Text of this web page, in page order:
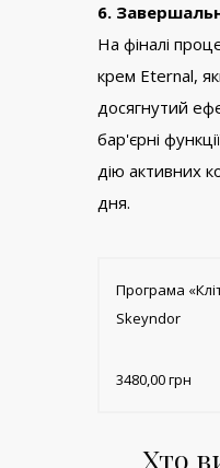
6.
На фіналі
крем Eternal,
досягнутий
бар'єрні
дію активних
дня.
Програма
Skеyndor
3480,00 грн
Хто